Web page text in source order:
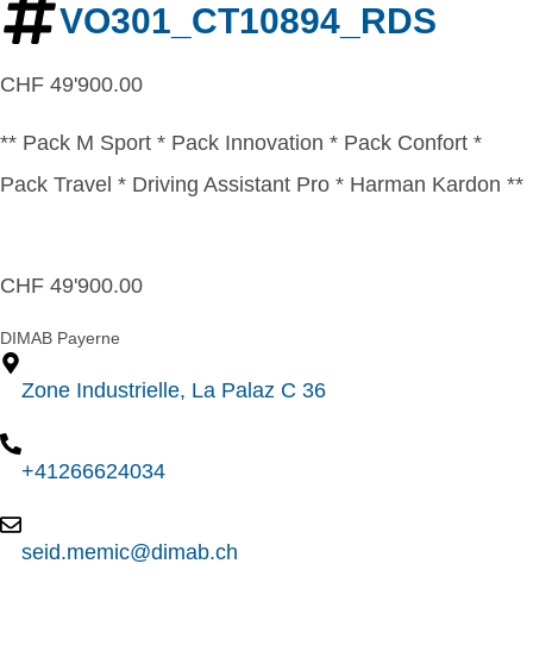
VO301_CT10894_RDS
CHF 49'900.00
** Pack M Sport * Pack Innovation * Pack Confort *
Pack Travel * Driving Assistant Pro * Harman Kardon **
CHF 49'900.00
DIMAB Payerne
Zone Industrielle, La Palaz C 36
+41266624034
seid.memic@dimab.ch